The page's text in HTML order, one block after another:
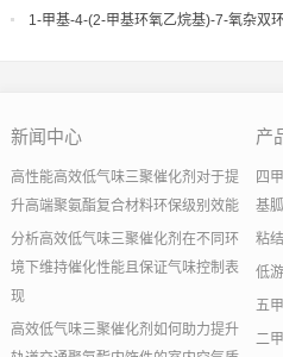
1-甲基-4-(2-甲基环氧乙烷基)-7-氧杂双
新闻中心
高性能高效低气味三聚催化剂对于提
升高端聚氨酯复合材料环保级别效能
分析高效低气味三聚催化剂在不同环
境下维持催化性能且保证气味控制表
现
高效低气味三聚催化剂如何助力提升
产
四
基
粘
低
五
二